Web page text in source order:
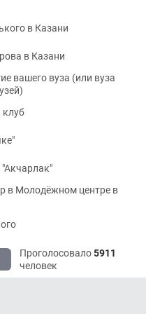
в Казани
в Казани
вашего вуза (или вуза
клуб
"Акчарлак"
в Молодёжном центре в
Проголосовало5911
человек